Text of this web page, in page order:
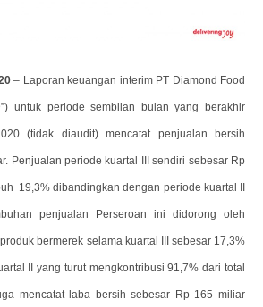
– Laporan keuangan interim PT Diamond Food
untuk periode sembilan bulan yang berakhir
(tidak diaudit) mencatat penjualan bersih
Penjualan periode kuartal III sendiri sebesar Rp
19,3% dibandingkan dengan periode kuartal II
penjualan Perseroan ini didorong oleh
bermerek selama kuartal III sebesar 17,3%
II yang turut mengkontribusi 91,7% dari total
mencatat laba bersih sebesar Rp 165 miliar